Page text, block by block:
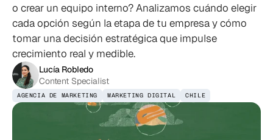
o crear un equipo interno? Analizamos cuándo elegir
cada opción según la etapa de tu empresa y cómo
tomar una decisión estratégica que impulse
crecimiento real y medible.
Lucía Robledo
Content Specialist
AGENCIA DE MARKETING MARKETING DIGITAL CHILE